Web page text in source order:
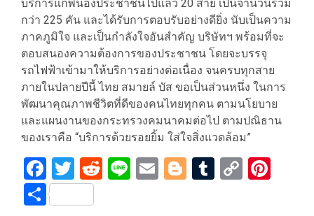
บริการแก่พี่น้องประชาชนไปแล้ว 20 สาย เป็นจำนวนรวม
กว่า 225 คัน และได้รับการตอบรับอย่างดียิ่ง นับเป็นความ
ภาคภูมิใจ และเป็นกำลังใจอันสำคัญ บริษัทฯ พร้อมที่จะ
ตอบสนองความต้องการของประชาชน โดยจะบรรจุ
รถไฟฟ้าเข้ามาให้บริการอย่างต่อเนื่อง จนครบทุกสาย
ภายในปลายปีนี้ ไทย สมายล์ บัส ขอเป็นส่วนหนึ่ง ในการ
พัฒนาคุณภาพชีวิตที่ดีของคนไทยทุกคน ตามนโยบาย
และแผนงานของกระทรวงคมนาคมต่อไป ตามปณิธาน
ของเราคือ “บริการด้วยรอยยิ้ม ใส่ใจสิ่งแวดล้อม”
Facebook
Twitter
Reddit
LineEmailBlogger
Tumblr
Copy
Share